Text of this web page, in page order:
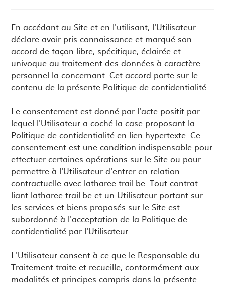
En accédant au Site et en l'utilisant, l'Utilisateur
déclare avoir pris connaissance et marqué son
accord de façon libre, spécifique, éclairée et
univoque au traitement des données à caractère
personnel la concernant. Cet accord porte sur le
contenu de la présente Politique de confidentialité.
Le consentement est donné par l'acte positif par
lequel l'Utilisateur a coché la case proposant la
Politique de confidentialité en lien hypertexte. Ce
consentement est une condition indispensable pour
effectuer certaines opérations sur le Site ou pour
permettre à l'Utilisateur d'entrer en relation
contractuelle avec latharee-trail.be. Tout contrat
liant latharee-trail.be et un Utilisateur portant sur
les services et biens proposés sur le Site est
subordonné à l'acceptation de la Politique de
confidentialité par l'Utilisateur.
L'Utilisateur consent à ce que le Responsable du
Traitement traite et recueille, conformément aux
modalités et principes compris dans la présente